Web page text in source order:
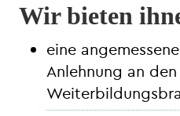
Wir bieten
eine
Anlehnung an